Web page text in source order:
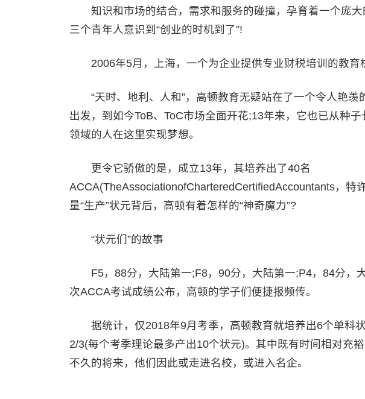
知识和市场的结合，需求和服务的碰撞，孕育着一个庞大
三个青年人意识到“创业的时机到了”!
2006年5月，上海，一个为企业提供专业财税培训的教育
“天时、地利、人和”，高顿教育无疑站在了一个令人艳羡
出发，到如今ToB、ToC市场全面开花;13年来，它也已从种
领域的人在这里实现梦想。
更令它骄傲的是，成立13年，其培养出了40名
ACCA(TheAssociationofCharteredCertifiedAccountants，特
量“生产”状元背后，高顿有着怎样的“神奇魔力”?
“状元们”的故事
F5，88分，大陆第一;F8，90分，大陆第一;P4，84分，
次ACCA考试成绩公布，高顿的学子们便捷报频传。
据统计，仅2018年9月考季，高顿教育就培养出6个单科
2/3(每个考季理论最多产出10个状元)。其中既有时间相对充
不久的将来，他们因此或走进名校，或进入名企。